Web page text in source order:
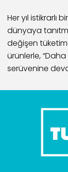
Her yıl istikrarlı
dünyaya
değişen tüketim
ürünlerle,
serüvenine